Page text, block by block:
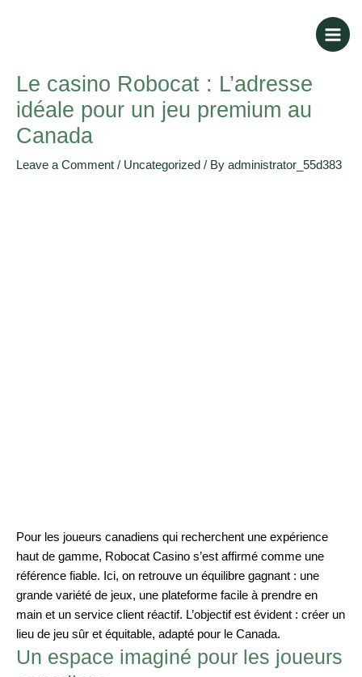
Main
Le casino Robocat : L’adresse
idéale pour un jeu premium au
Canada
Leave a Comment / Uncategorized / By administrator_55d383
Pour les joueurs canadiens qui recherchent une expérience
haut de gamme, Robocat Casino s’est affirmé comme une
référence fiable. Ici, on retrouve un équilibre gagnant : une
grande variété de jeux, une plateforme facile à prendre en
main et un service client réactif. L’objectif est évident : créer un
lieu de jeu sûr et équitable, adapté pour le Canada.
Un espace imaginé pour les joueurs